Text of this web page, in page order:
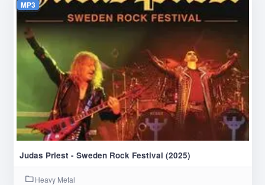
MP3
Judas Priest - Sweden Rock Festival (2025)
Heavy Metal